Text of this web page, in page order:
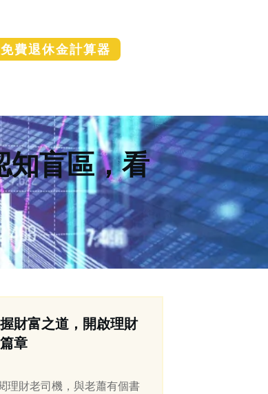
免費退休金計算器
知盲區，看
財富之道，開啟理財
章
理財老司機，與老蕭有個書